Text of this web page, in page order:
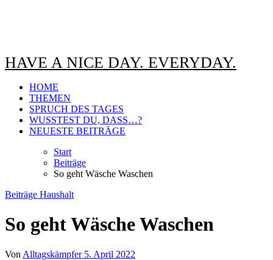
HAVE A NICE DAY. EVERYDAY.
HOME
THEMEN
SPRUCH DES TAGES
WUSSTEST DU, DASS…?
NEUESTE BEITRÄGE
Start
Beiträge
So geht Wäsche Waschen
Beiträge Haushalt
So geht Wäsche Waschen
Von Alltagskämpfer 5. April 2022